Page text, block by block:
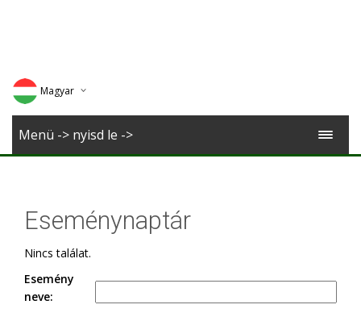
Magyar
Deutsch
Menü -> nyisd le ->
Eseménynaptár
Nincs találat.
Esemény
neve: